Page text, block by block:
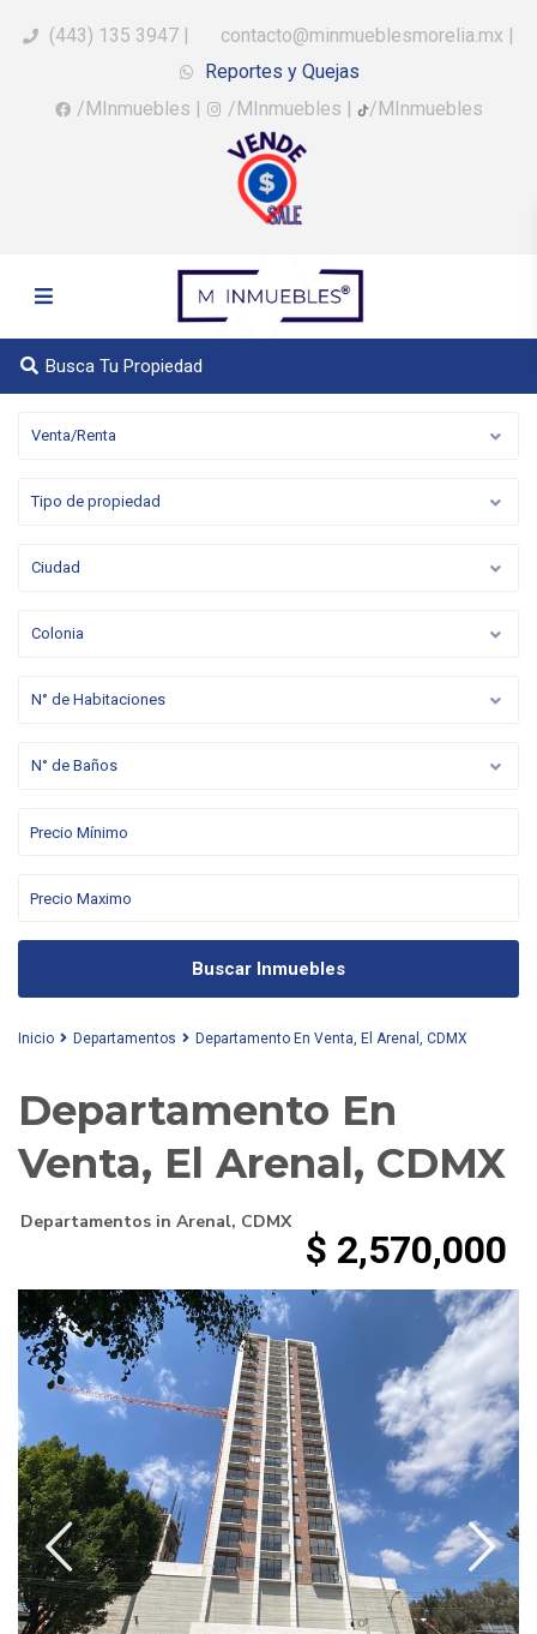
(443) 135 3947 | contacto@minmueblesmorelia.mx |
Reportes y Quejas
/MInmuebles | /MInmuebles | /MInmuebles
Busca Tu Propiedad
Venta/Renta
Tipo de propiedad
Ciudad
Colonia
N° de Habitaciones
N° de Baños
Buscar Inmuebles
Inicio Departamentos Departamento En Venta, El Arenal, CDMX
Departamento En
Venta, El Arenal, CDMX
Departamentos in Arenal, CDMX
$ 2,570,000